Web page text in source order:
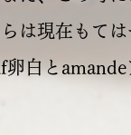
は現在もて
白と